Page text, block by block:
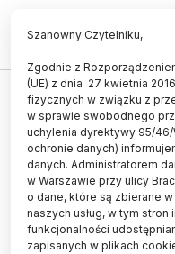
ŚWIAT
Kontakt
najlepszym
lockdown
16.10.2021
aktualizacja:
4 minuty czytania
Szanowny Czytelniku,
Zgodnie z
(UE) z dnia 27 kwietnia
fizycznych w związku z
w sprawie swobodnego
uchylenia dyrektywy 95/
ochronie danych)
danych. Administratorem
w Warszawie przy ulicy
o dane, które są zbierane
naszych usług, w tym
funkcjonalności
zapisanych w plikach